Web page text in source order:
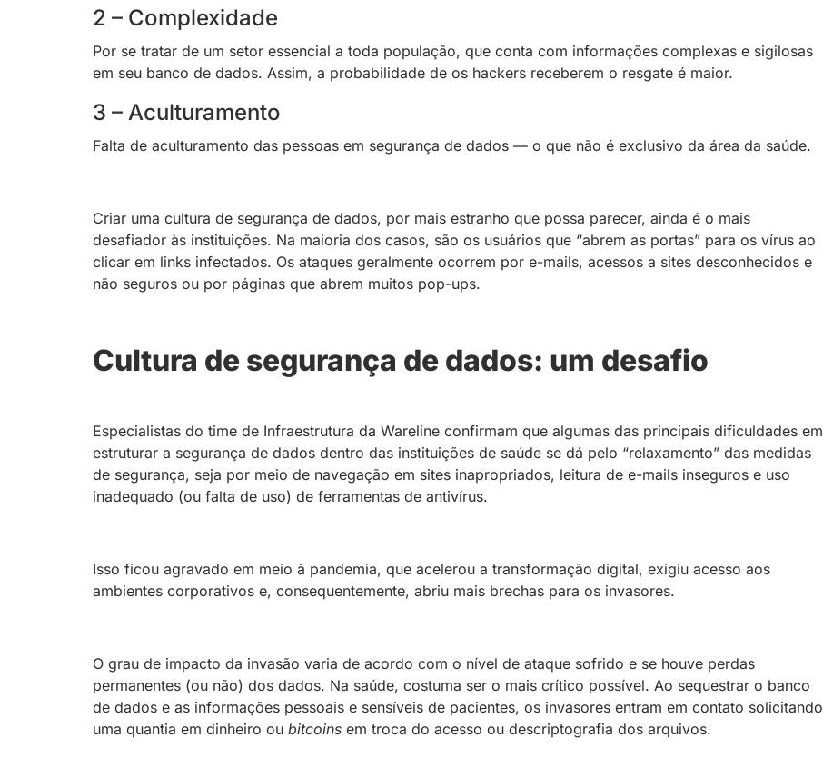
2 – Complexidade
Por se tratar de um setor essencial a toda população, que conta com informações complexas e sigilosas
em seu banco de dados. Assim, a probabilidade de os hackers receberem o resgate é maior.
3 – Aculturamento
Falta de aculturamento das pessoas em segurança de dados — o que não é exclusivo da área da saúde.
Criar uma cultura de segurança de dados, por mais estranho que possa parecer, ainda é o mais
desafiador às instituições. Na maioria dos casos, são os usuários que “abrem as portas” para os vírus ao
clicar em links infectados. Os ataques geralmente ocorrem por e-mails, acessos a sites desconhecidos e
não seguros ou por páginas que abrem muitos pop-ups.
Cultura de segurança de dados: um desafio
Especialistas do time de Infraestrutura da Wareline confirmam que algumas das principais dificuldades em
estruturar a segurança de dados dentro das instituições de saúde se dá pelo “relaxamento” das medidas
de segurança, seja por meio de navegação em sites inapropriados, leitura de e-mails inseguros e uso
inadequado (ou falta de uso) de ferramentas de antivírus.
Isso ficou agravado em meio à pandemia, que acelerou a transformação digital, exigiu acesso aos
ambientes corporativos e, consequentemente, abriu mais brechas para os invasores.
O grau de impacto da invasão varia de acordo com o nível de ataque sofrido e se houve perdas
permanentes (ou não) dos dados. Na saúde, costuma ser o mais crítico possível. Ao sequestrar o banco
de dados e as informações pessoais e sensíveis de pacientes, os invasores entram em contato solicitando
uma quantia em dinheiro ou bitcoins em troca do acesso ou descriptografia dos arquivos.